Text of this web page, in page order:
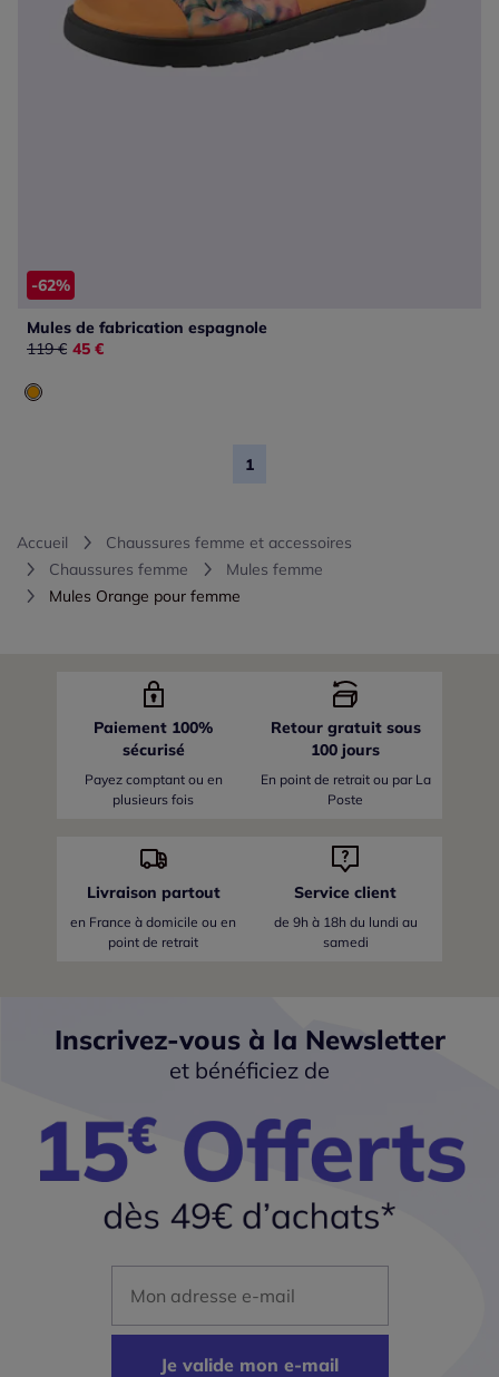
-62%
Mules de fabrication espagnole
Ancien prix :
119 € Nouveau prix :
45 €
1
Accueil
Chaussures femme et accessoires
Chaussures femme
Mules femme
Mules Orange pour femme
Paiement 100%
sécurisé
Payez comptant ou en
plusieurs fois
Retour gratuit sous
100 jours
En point de retrait ou par La
Poste
Livraison partout
en France à domicile ou en
point de retrait
Service client
de 9h à 18h du lundi au
samedi
Inscrivez-vous à la Newsletter
et bénéficiez de
Je valide mon e-mail